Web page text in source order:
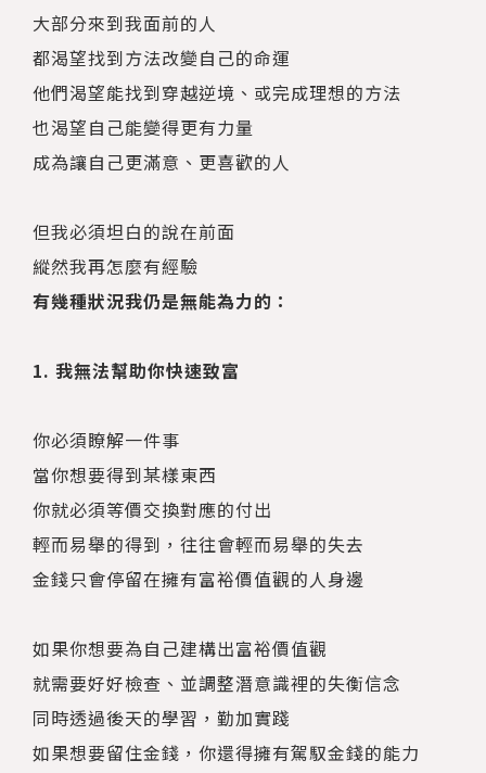
大部分來到我面前的人
都渴望找到方法改變自己的命運
他們渴望能找到穿越逆境、或完成理想的方法
也渴望自己能變得更有力量
成為讓自己更滿意、更喜歡的人
但我必須坦白的說在前面
縱然我再怎麼有經驗
有幾種狀況我仍是無能為力的：
1. 我無法幫助你快速致富
你必須瞭解一件事
當你想要得到某樣東西
你就必須等價交換對應的付出
輕而易舉的得到，往往會輕而易舉的失去
金錢只會停留在擁有富裕價值觀的人身邊
如果你想要為自己建構出富裕價值觀
就需要好好檢查、並調整潛意識裡的失衡信念
同時透過後天的學習，勤加實踐
如果想要留住金錢，你還得擁有駕馭金錢的能力